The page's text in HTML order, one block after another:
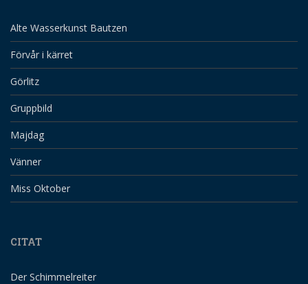
Alte Wasserkunst Bautzen
Förvår i kärret
Görlitz
Gruppbild
Majdag
Vänner
Miss Oktober
CITAT
Der Schimmelreiter